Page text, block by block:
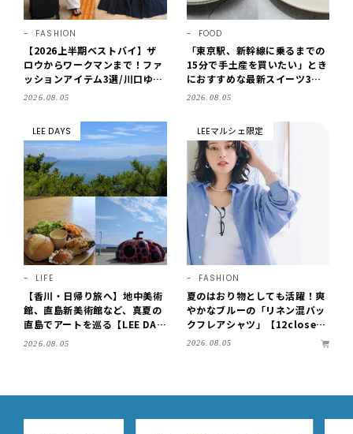
FASHION
【2026上半期ベストバイ】ザ
ロウからワークマンまで！ファ
ッションアイテム3選/川口ゆか
り
2026.08.05
FOOD
「東京駅、新幹線に乗るまでの
15分で手土産を買いたい」とき
におすすめな最新スイーツ3選
【東京駅改札内・朝8時開店】
2026.08.05
LEE DAYS
LIFE
【香川・日帰り旅へ】地中美術
館、直島新美術館など、真夏の
直島でアートを巡る【LEE DAY
S club ミワコ】
2026.08.05
LEEマルシェ限定
FASHION
夏のはおり物としても活躍！爽
やかなブルーの「リネン混バッ
クフレアシャツ」【12close
t】
2026.08.05